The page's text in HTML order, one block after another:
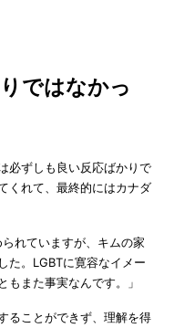
ではなかっ
必ずしも良い反応ばかりで
くれて、最終的にはカナダ
れていますが、キムの家
た。LGBTに寛容なイメー
もまた事実なんです。」
ることができず、理解を得